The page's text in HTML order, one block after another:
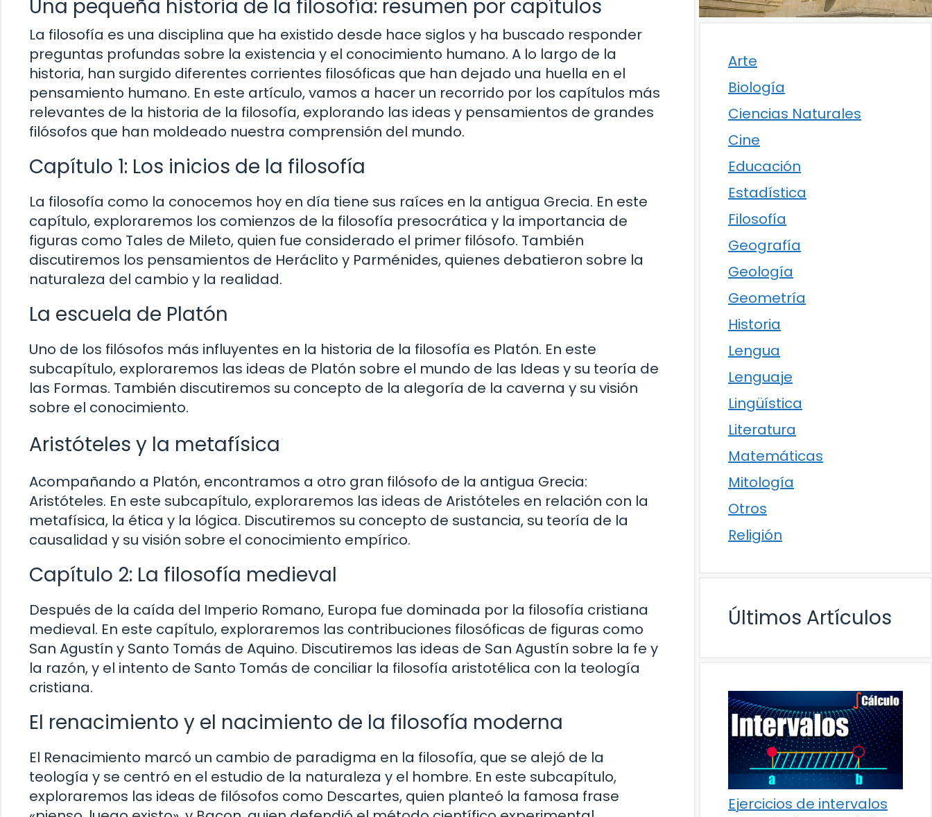
Una pequeña historia de la filosofía: resumen por capítulos
La filosofía es una disciplina que ha existido desde hace siglos y ha buscado responder
preguntas profundas sobre la existencia y el conocimiento humano. A lo largo de la
historia, han surgido diferentes corrientes filosóficas que han dejado una huella en el
pensamiento humano. En este artículo, vamos a hacer un recorrido por los capítulos más
relevantes de la historia de la filosofía, explorando las ideas y pensamientos de grandes
filósofos que han moldeado nuestra comprensión del mundo.
Capítulo 1: Los inicios de la filosofía
La filosofía como la conocemos hoy en día tiene sus raíces en la antigua Grecia. En este
capítulo, exploraremos los comienzos de la filosofía presocrática y la importancia de
figuras como Tales de Mileto, quien fue considerado el primer filósofo. También
discutiremos los pensamientos de Heráclito y Parménides, quienes debatieron sobre la
naturaleza del cambio y la realidad.
La escuela de Platón
Uno de los filósofos más influyentes en la historia de la filosofía es Platón. En este
subcapítulo, exploraremos las ideas de Platón sobre el mundo de las Ideas y su teoría de
las Formas. También discutiremos su concepto de la alegoría de la caverna y su visión
sobre el conocimiento.
Aristóteles y la metafísica
Acompañando a Platón, encontramos a otro gran filósofo de la antigua Grecia:
Aristóteles. En este subcapítulo, exploraremos las ideas de Aristóteles en relación con la
metafísica, la ética y la lógica. Discutiremos su concepto de sustancia, su teoría de la
causalidad y su visión sobre el conocimiento empírico.
Capítulo 2: La filosofía medieval
Después de la caída del Imperio Romano, Europa fue dominada por la filosofía cristiana
medieval. En este capítulo, exploraremos las contribuciones filosóficas de figuras como
San Agustín y Santo Tomás de Aquino. Discutiremos las ideas de San Agustín sobre la fe y
la razón, y el intento de Santo Tomás de conciliar la filosofía aristotélica con la teología
cristiana.
El renacimiento y el nacimiento de la filosofía moderna
El Renacimiento marcó un cambio de paradigma en la filosofía, que se alejó de la
teología y se centró en el estudio de la naturaleza y el hombre. En este subcapítulo,
exploraremos las ideas de filósofos como Descartes, quien planteó la famosa frase
Arte
Biología
Ciencias Naturales
Cine
Educación
Estadística
Filosofía
Geografía
Geología
Geometría
Historia
Lengua
Lenguaje
Lingüística
Literatura
Matemáticas
Mitología
Otros
Religión
Últimos Artículos
Ejercicios de intervalos